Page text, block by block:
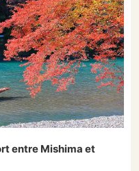
entre Mishima et